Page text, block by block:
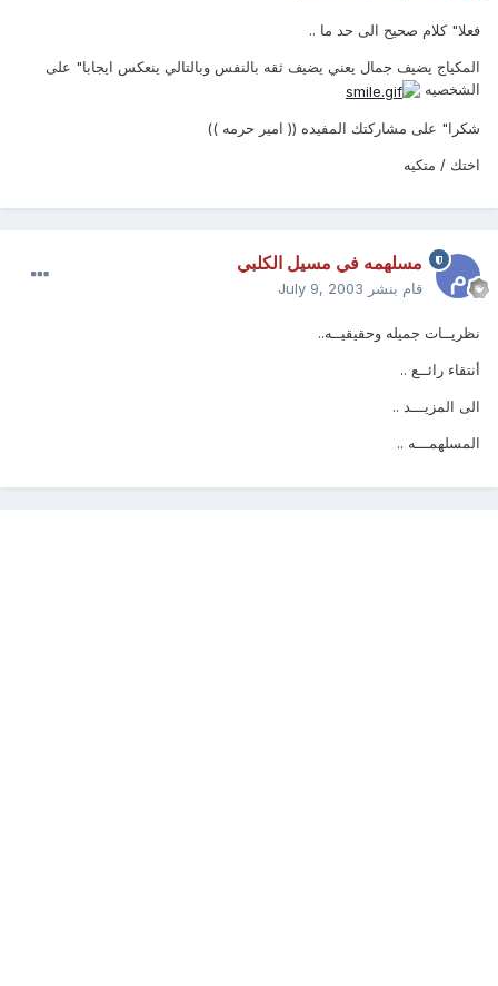
فعلا" كلام صحيح الى حد ما ..
المكياج يضيف جمال يعني يضيف ثقه بالنفس وبالتالي ينعكس ايجابا" على
الشخصيه
شكرا" على مشاركتك المفيده (( امير حرمه ))
اختك / متكيه
مسلهمه في مسيل الكلبي
قام بنشر July 9, 2003
نظريــات جميله وحقيقيــه..
أنتقاء رائــع ..
الى المزيـــد ..
المسلهمـــه ..